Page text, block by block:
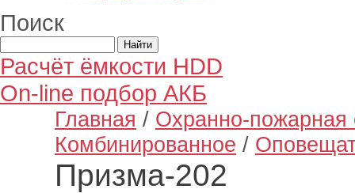
Поиск
Расчёт ёмкости HDD
On-line подбор АКБ
Главная / Охранно-пожарная
Комбинированное /
Призма-202